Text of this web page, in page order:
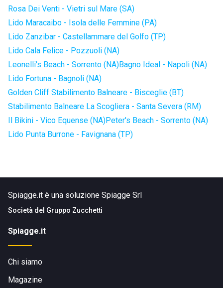
Rosa Dei Venti - Vietri sul Mare (SA)
Lido Maracaibo - Isola delle Femmine (PA)
Lido Zanzibar - Castellammare del Golfo (TP)
Lido Cala Felice - Pozzuoli (NA)
Leonelli's Beach - Sorrento (NA)Bagno Ideal - Napoli (NA)
Lido Fortuna - Bagnoli (NA)
Golden Cliff Stabilimento Balneare - Bisceglie (BT)
Stabilimento Balneare La Scogliera - Santa Severa (RM)
Il Bikini - Vico Equense (NA)Peter's Beach - Sorrento (NA)
Lido Punta Burrone - Favignana (TP)
Spiagge.it è una soluzione Spiagge Srl
Società del Gruppo Zucchetti
Spiagge.it
Chi siamo
Magazine